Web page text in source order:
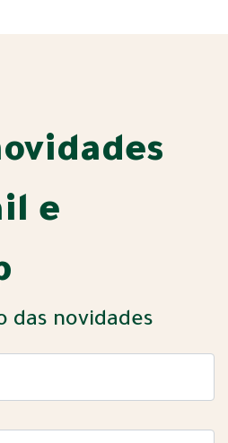
e
das novidades